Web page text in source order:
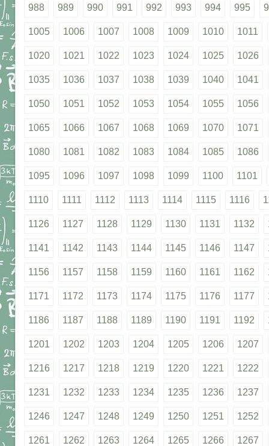
988 989 990 991 992 993 994 995
1005 1006 1007 1008 1009 1010 1011
1020 1021 1022 1023 1024 1025 1026
1035 1036 1037 1038 1039 1040 1041
1050 1051 1052 1053 1054 1055 1056
1065 1066 1067 1068 1069 1070 1071
1080 1081 1082 1083 1084 1085 1086
1095 1096 1097 1098 1099 1100 1101
1110 1111 1112 1113 1114 1115 1116
1126 1127 1128 1129 1130 1131 1132
1141 1142 1143 1144 1145 1146 1147
1156 1157 1158 1159 1160 1161 1162
1171 1172 1173 1174 1175 1176 1177
1186 1187 1188 1189 1190 1191 1192
1201 1202 1203 1204 1205 1206 1207
1216 1217 1218 1219 1220 1221 1222
1231 1232 1233 1234 1235 1236 1237
1246 1247 1248 1249 1250 1251 1252
1261 1262 1263 1264 1265 1266 1267